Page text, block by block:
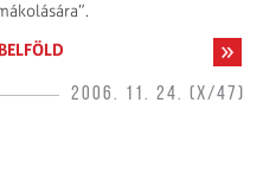
BELFÖLD
2006. 11. 24. (X/47)